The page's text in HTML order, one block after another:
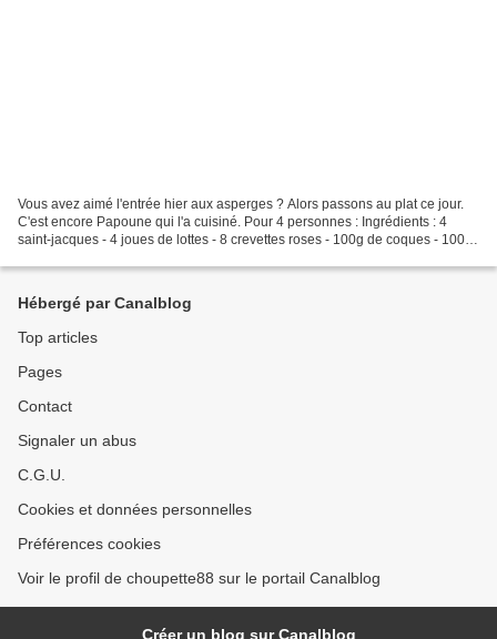
Vous avez aimé l'entrée hier aux asperges ? Alors passons au plat ce jour.
C'est encore Papoune qui l'a cuisiné. Pour 4 personnes : Ingrédients : 4
saint-jacques - 4 joues de lottes - 8 crevettes roses - 100g de coques - 100g
Hébergé par Canalblog
Top articles
Pages
Contact
Signaler un abus
C.G.U.
Cookies et données personnelles
Préférences cookies
Voir le profil de choupette88 sur le portail Canalblog
Créer un blog sur Canalblog